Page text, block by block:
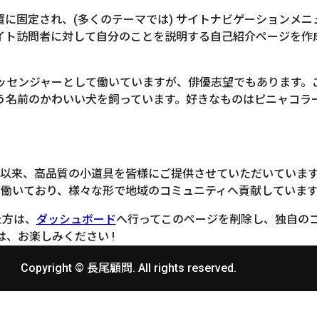
固定され、(多くのテーマでは) サイトナビゲーションメ
訪問者に対して自分のことを説明する自己紹介ページを作
ンジャーとして働いていますが、俳優志望でもあります。
前のかわいい犬を飼っています。好きなものはピニャコラ
来、高品質の小道具を皆様にご提供させていただいていま
いており、様々な形で地域のコミュニティへ貢献しています
は、 ダッシュボードへ行ってこのページを削除し、独自の
、お楽しみください !
Copyright © 長尾顧問. All rights reserved.